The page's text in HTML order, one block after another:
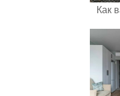
Как